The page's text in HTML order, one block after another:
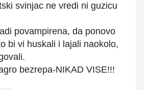
svinjac ne vredi ni guzicu
povampirena, da ponovo
bi vi huskali i lajali naokolo,
bezrepa-NIKAD VISE!!!